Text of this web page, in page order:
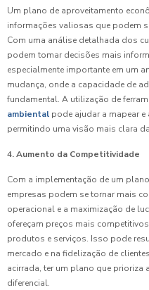
Um plano de aproveitamento
informações valiosas que podem
Com uma análise detalhada dos
podem tomar decisões mais
especialmente importante em um
mudança, onde a capacidade de
fundamental. A utilização de
ambiental pode ajudar a mapear
permitindo uma visão mais clara
4. Aumento da Competitividade
Com a implementação de um
empresas podem se tornar mais
operacional e a maximização de
ofereçam preços mais
produtos e serviços. Isso pode
mercado e na fidelização de
acirrada, ter um plano que prioriza
diferencial.